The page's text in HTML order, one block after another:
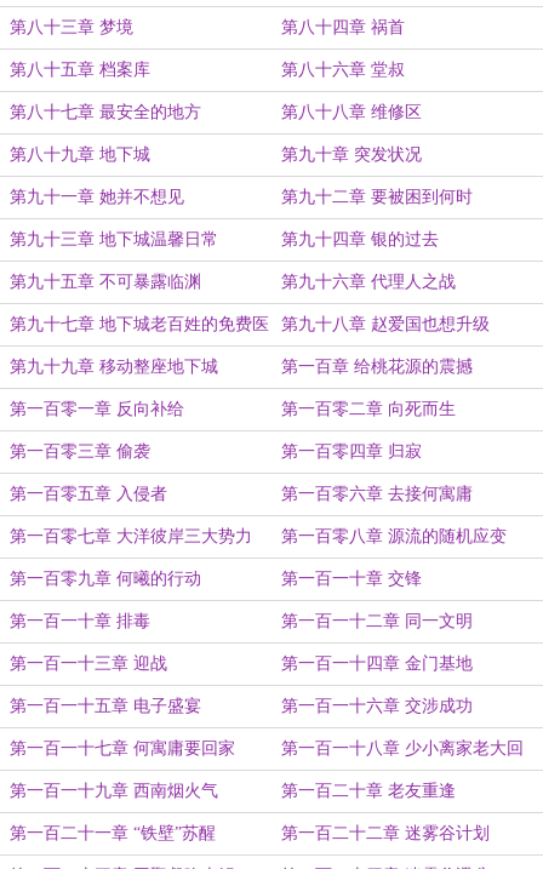
第八十三章 梦境 第八十四章 祸首
第八十五章 档案库 第八十六章 堂叔
第八十七章 最安全的地方 第八十八章 维修区
第八十九章 地下城 第九十章 突发状况
第九十一章 她并不想见 第九十二章 要被困到何时
第九十三章 地下城温馨日常 第九十四章 银的过去
第九十五章 不可暴露临渊 第九十六章 代理人之战
第九十七章 地下城老百姓的免费医
疗
第九十八章 赵爱国也想升级
第九十九章 移动整座地下城 第一百章 给桃花源的震撼
第一百零一章 反向补给 第一百零二章 向死而生
第一百零三章 偷袭 第一百零四章 归寂
第一百零五章 入侵者 第一百零六章 去接何寓庸
第一百零七章 大洋彼岸三大势力 第一百零八章 源流的随机应变
第一百零九章 何曦的行动 第一百一十章 交锋
第一百一十章 排毒 第一百一十二章 同一文明
第一百一十三章 迎战 第一百一十四章 金门基地
第一百一十五章 电子盛宴 第一百一十六章 交涉成功
第一百一十七章 何寓庸要回家 第一百一十八章 少小离家老大回
第一百一十九章 西南烟火气 第一百二十章 老友重逢
第一百二十一章 “铁壁”苏醒 第一百二十二章 迷雾谷计划